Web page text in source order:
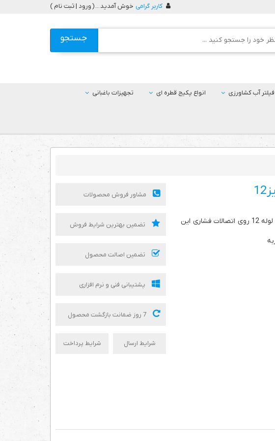
کاربر گرامی خوش آمدید ... (ورود | ثبت نام )
جستجو
فیلتر آب کشاورزی انواع پکیج قطره ای تجهیزات باغبانی
✅این محصول بسیار قوی جهت محکم نگهداشتن لوله 12 روی اتصالات فشاری این
مشاور فروش محصولات
تضمین بهترین شرایط فروش
تضمین اصالت محصول
پشتیبانی فنی و نرم افزاری
شرایط ارسال شرایط پرداخت